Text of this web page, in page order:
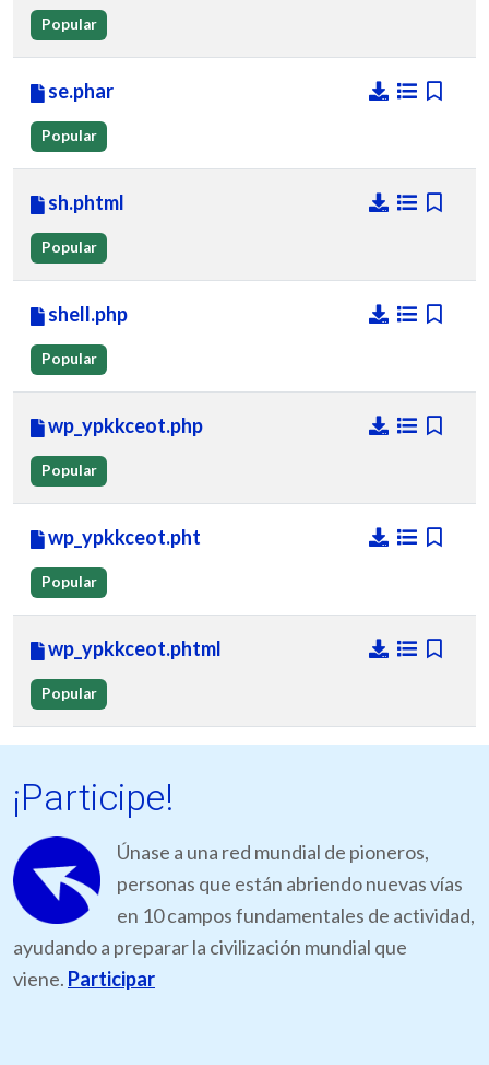
Popular
se.phar
Popular
sh.phtml
Popular
shell.php
Popular
wp_ypkkceot.php
Popular
wp_ypkkceot.pht
Popular
wp_ypkkceot.phtml
Popular
¡Participe!
Únase a una red mundial de pioneros,
personas que están abriendo nuevas vías
en 10 campos fundamentales de actividad,
ayudando a preparar la civilización mundial que
viene. Participar